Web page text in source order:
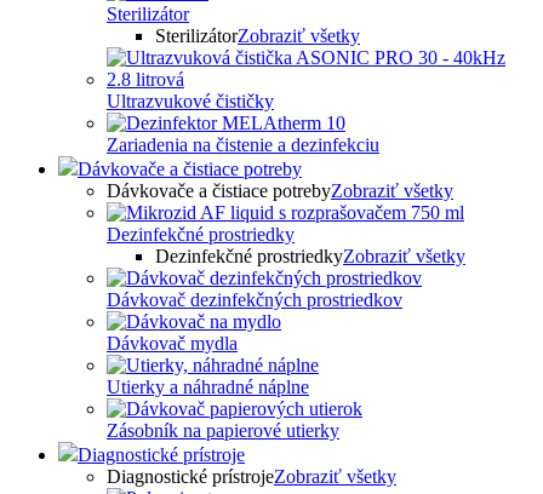
Sterilizátor
SterilizátorZobraziť všetky
Ultrazvukové čističky
Zariadenia na čistenie a dezinfekciu
Dávkovače a čistiace potreby
Dávkovače a čistiace potrebyZobraziť všetky
Dezinfekčné prostriedky
Dezinfekčné prostriedkyZobraziť všetky
Dávkovač dezinfekčných prostriedkov
Dávkovač mydla
Utierky a náhradné náplne
Zásobník na papierové utierky
Diagnostické prístroje
Diagnostické prístrojeZobraziť všetky